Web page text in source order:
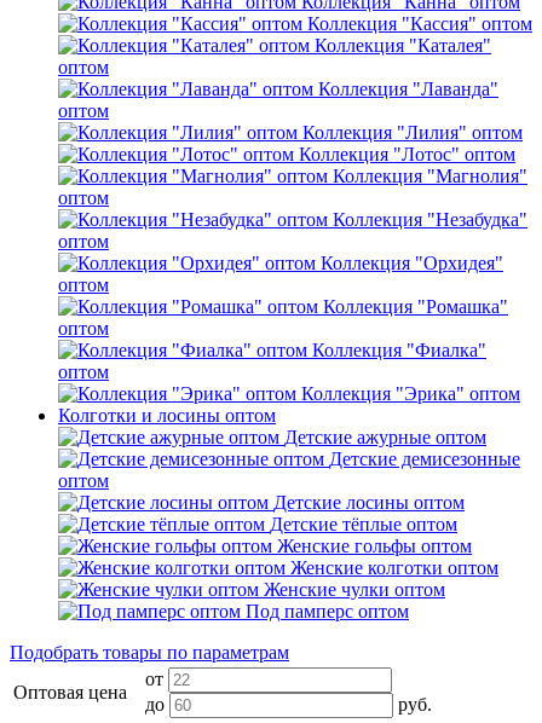
Коллекция "Кассия" оптом
Коллекция "Каталея"
оптом
Коллекция "Лаванда"
оптом
Коллекция "Лилия" оптом
Коллекция "Лотос" оптом
Коллекция "Магнолия"
оптом
Коллекция "Незабудка"
оптом
Коллекция "Орхидея"
оптом
Коллекция "Ромашка"
оптом
Коллекция "Фиалка"
оптом
Коллекция "Эрика" оптом
Колготки и лосины оптом
Детские ажурные оптом
Детские демисезонные
оптом
Детские лосины оптом
Детские тёплые оптом
Женские гольфы оптом
Женские колготки оптом
Женские чулки оптом
Под памперс оптом
Подобрать товары по параметрам
Оптовая цена
от
до
руб.